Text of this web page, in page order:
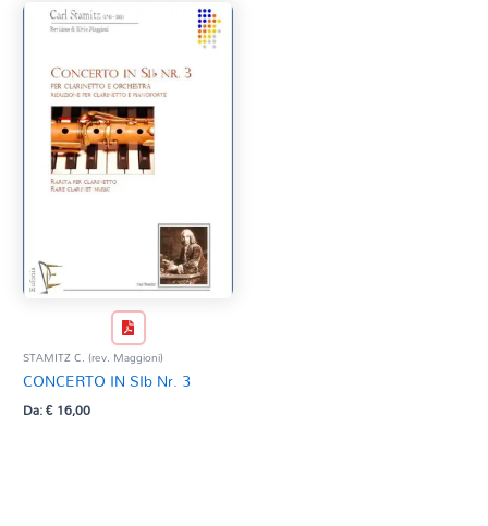
Clarinetto basso
Composizioni originali
Natale
QR base
QR esecuzione
Trascrizioni e Arrangiamenti
STAMITZ C. (rev. Maggioni)
CONCERTO IN SIb Nr. 3
Da:€16,00